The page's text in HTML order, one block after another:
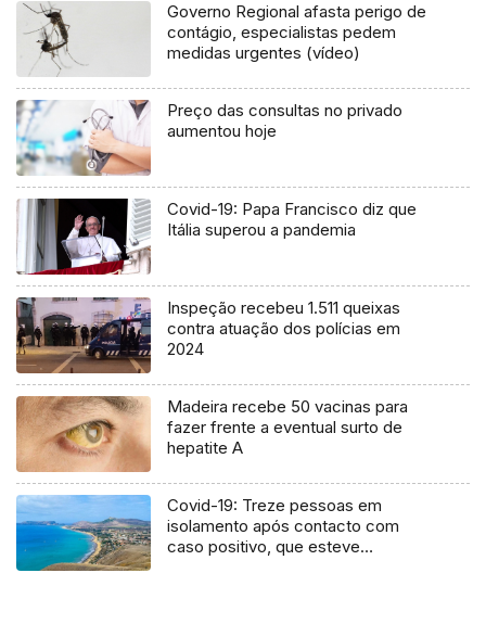
Governo Regional afasta perigo de
contágio, especialistas pedem
medidas urgentes (vídeo)
Preço das consultas no privado
aumentou hoje
Covid-19: Papa Francisco diz que
Itália superou a pandemia
Inspeção recebeu 1.511 queixas
contra atuação dos polícias em
2024
Madeira recebe 50 vacinas para
fazer frente a eventual surto de
hepatite A
Covid-19: Treze pessoas em
isolamento após contacto com
caso positivo, que esteve